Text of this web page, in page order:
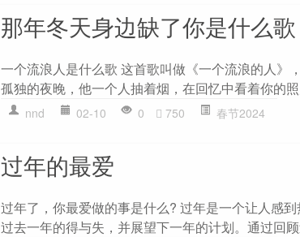
那年冬天身边缺了你是什么歌
一个流浪人是什么歌 这首歌叫做《一个流浪的人》
孤独的夜晚，他一个人抽着烟，在回忆中看着你的
nnd 02-10 0 750 春节2024
过年的最爱
过年了，你最爱做的事是什么? 过年是一个让人感
过去一年的得与失，并展望下一年的计划。通过回